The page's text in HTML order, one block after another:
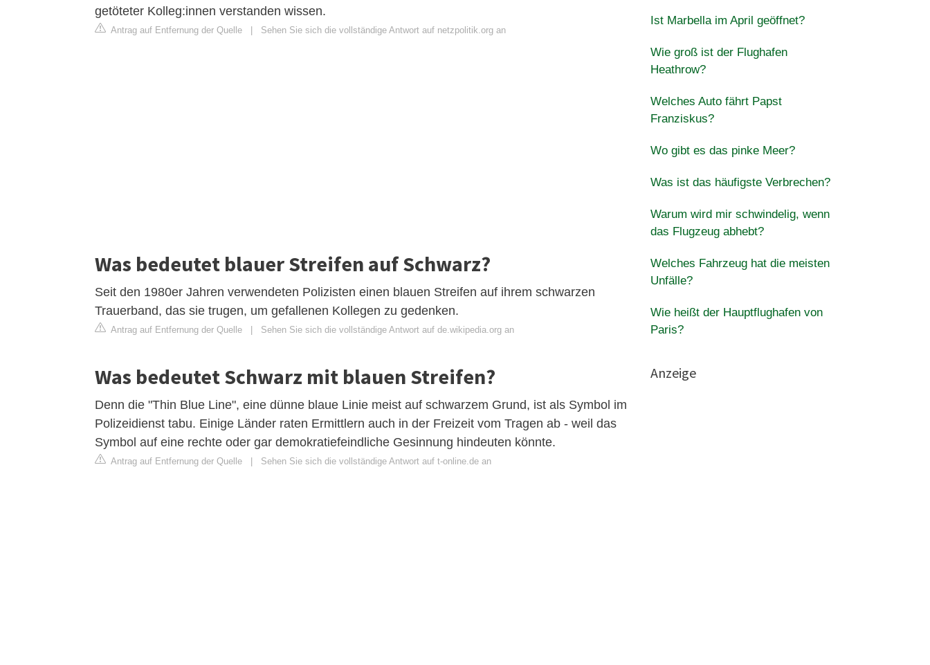
getöteter Kolleg:innen verstanden wissen.
Antrag auf Entfernung der Quelle Sehen Sie sich die vollständige Antwort auf netzpolitik.org an
Was bedeutet blauer Streifen auf Schwarz?
Seit den 1980er Jahren verwendeten Polizisten einen blauen Streifen auf ihrem schwarzen
Trauerband, das sie trugen, um gefallenen Kollegen zu gedenken.
Antrag auf Entfernung der Quelle Sehen Sie sich die vollständige Antwort auf de.wikipedia.org an
Was bedeutet Schwarz mit blauen Streifen?
Denn die "Thin Blue Line", eine dünne blaue Linie meist auf schwarzem Grund, ist als Symbol im
Polizeidienst tabu. Einige Länder raten Ermittlern auch in der Freizeit vom Tragen ab - weil das
Symbol auf eine rechte oder gar demokratiefeindliche Gesinnung hindeuten könnte.
Antrag auf Entfernung der Quelle Sehen Sie sich die vollständige Antwort auf t-online.de an
Ist Marbella im April geöffnet?
Wie groß ist der Flughafen
Heathrow?
Welches Auto fährt Papst
Franziskus?
Wo gibt es das pinke Meer?
Was ist das häufigste Verbrechen?
Warum wird mir schwindelig, wenn
das Flugzeug abhebt?
Welches Fahrzeug hat die meisten
Unfälle?
Wie heißt der Hauptflughafen von
Paris?
Anzeige